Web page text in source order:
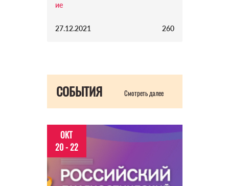
ие
27.12.2021 260
СОБЫТИЯ Смотреть далее
ОКТ
20 - 22